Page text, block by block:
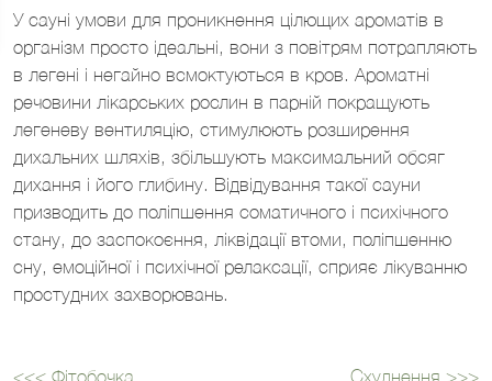
У сауні умови для проникнення цілющих ароматів в
організм просто ідеальні, вони з повітрям потрапляють
в легені і негайно всмоктуються в кров. Ароматні
речовини лікарських рослин в парній покращують
легеневу вентиляцію, стимулюють розширення
дихальних шляхів, збільшують максимальний обсяг
дихання і його глибину. Відвідування такої сауни
призводить до поліпшення соматичного і психічного
стану, до заспокоєння, ліквідації втоми, поліпшенню
сну, емоційної і психічної релаксації, сприяє лікуванню
простудних захворювань.